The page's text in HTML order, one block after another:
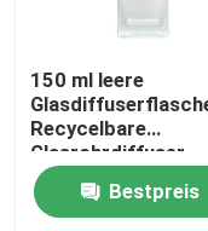
150 ml leere
Recycelbare
Glasrohrdiffuser
Bestpreis